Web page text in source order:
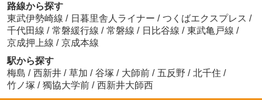
路線から探す
東武伊勢崎線 / 日暮里舎人ライナー / つくばエクスプレス /
千代田線 / 常磐緩行線 / 常磐線 / 日比谷線 / 東武亀戸線 /
京成押上線 / 京成本線
駅から探す
梅島 / 西新井 / 草加 / 谷塚 / 大師前 / 五反野 / 北千住 /
竹ノ塚 / 獨協大学前 / 西新井大師西